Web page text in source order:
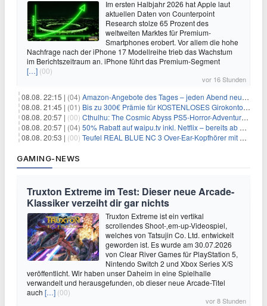
Im ersten Halbjahr 2026 hat Apple laut
aktuellen Daten von Counterpoint
Research stolze 65 Prozent des
weltweiten Marktes für Premium-
Smartphones erobert. Vor allem die hohe
Nachfrage nach der iPhone 17 Modellreihe trieb das Wachstum
im Berichtszeitraum an. iPhone führt das Premium-Segment
[…] (00)
vor 16 Stunden
08.08. 22:15 | (04) Amazon-Angebote des Tages – jeden Abend neue Deals zum Stöbern
08.08. 21:45 | (01) Bis zu 300€ Prämie für KOSTENLOSES Girokonto bei der Santander – 50€ schon nach 1 Woche!
08.08. 20:57 | (00) Cthulhu: The Cosmic Abyss PS5-Horror-Adventure für 27,99€
08.08. 20:57 | (04) 50% Rabatt auf waipu.tv inkl. Netflix – bereits ab 9€/Monat (statt 17,99€)
08.08. 20:53 | (00) Teufel REAL BLUE NC 3 Over-Ear-Kopfhörer mit ANC für 149,99€
GAMING-NEWS
Truxton Extreme im Test: Dieser neue Arcade-
Klassiker verzeiht dir gar nichts
Truxton Extreme ist ein vertikal
scrollendes Shoot-‚em-up-Videospiel,
welches von Tatsujin Co. Ltd. entwickelt
geworden ist. Es wurde am 30.07.2026
von Clear River Games für PlayStation 5,
Nintendo Switch 2 und Xbox Series X/S
veröffentlicht. Wir haben unser Daheim in eine Spielhalle
verwandelt und herausgefunden, ob dieser neue Arcade-Titel
auch […] (00)
vor 8 Stunden